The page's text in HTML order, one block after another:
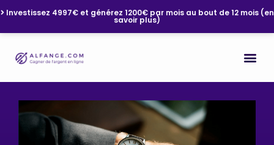
Investissez 4997€ et générez 1200€ par mois au bout de 12 mois (en
savoir plus)